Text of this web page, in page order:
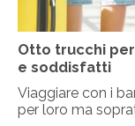
Otto trucchi
e soddisfatti
Viaggiare con i
per loro ma